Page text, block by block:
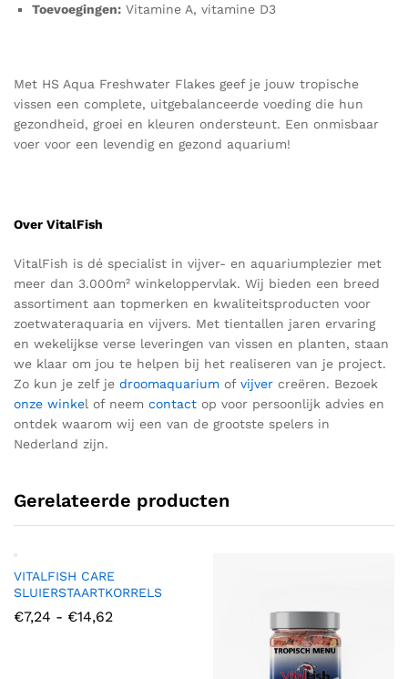
Toevoegingen: Vitamine A, vitamine D3
Met HS Aqua Freshwater Flakes geef je jouw tropische
vissen een complete, uitgebalanceerde voeding die hun
gezondheid, groei en kleuren ondersteunt. Een onmisbaar
voer voor een levendig en gezond aquarium!
Over VitalFish
VitalFish is dé specialist in vijver- en aquariumplezier met
meer dan 3.000m² winkeloppervlak. Wij bieden een breed
assortiment aan topmerken en kwaliteitsproducten voor
zoetwateraquaria en vijvers. Met tientallen jaren ervaring
en wekelijkse verse leveringen van vissen en planten, staan
we klaar om jou te helpen bij het realiseren van je project.
Zo kun je zelf je droomaquarium of vijver creëren. Bezoek
onze winkel of neem contact op voor persoonlijk advies en
ontdek waarom wij een van de grootste spelers in
Nederland zijn.
Gerelateerde producten
VITALFISH CARE
SLUIERSTAARTKORRELS
€7,24 - €14,62